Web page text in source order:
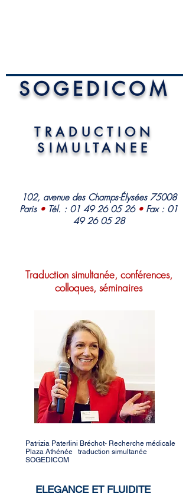
SOGEDICOM
TRADUCTION
SIMULTANEE
102, avenue des Champs-Élysées 75008
Paris •Tél. : 01 49 26 05 26 • Fax : 01
49 26 05 28
Traduction simultanée, conférences,
colloques, séminaires
Patrizia Paterlini Bréchot- Recherche médicale
Plaza Athénée traduction simultanée
SOGEDICOM
ELEGANCE ET FLUIDITE